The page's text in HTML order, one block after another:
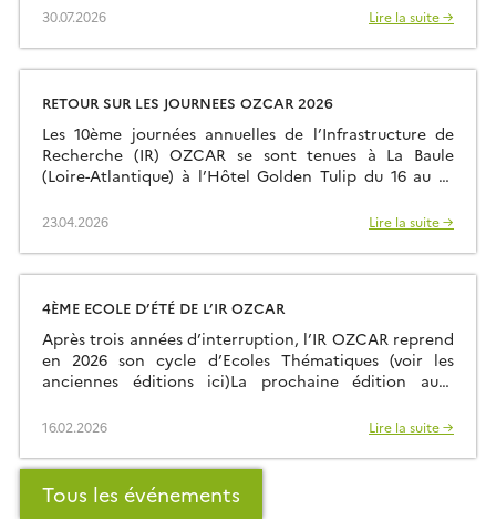
d’observation de Ploemeur-Guidel qui fait partie du
24 intervenants et 35 étudiants qui ont ainsi été
rassemblés et qui ont fait le […]
30.07.2026 Lire la suite →
RETOUR SUR LES JOURNEES OZCAR 2026
Les 10ème journées annuelles de l’Infrastructure de
Recherche (IR) OZCAR se sont tenues à La Baule
(Loire-Atlantique) à l’Hôtel Golden Tulip du 16 au 19
étaient présents sur place et une dizaine de
d’informations sur la page web dédiée:
https://www.ozcar-ri.org/fr/journees-annuelles-2026/
23.04.2026 Lire la suite →
4ÈME ECOLE D’ÉTÉ DE L’IR OZCAR
Après trois années d’interruption, l’IR OZCAR reprend
en 2026 son cycle d’Ecoles Thématiques (voir les
anciennes éditions ici)La prochaine édition aura
04 juillet 2026 (petit déjeuner) à la Résidence
de l’école d’été L’école est ouverte à toutes et tous:
chercheurs, enseignants-chercheurs, ingénieurs,
postdoctorants et […]
16.02.2026 Lire la suite →
Tous les événements